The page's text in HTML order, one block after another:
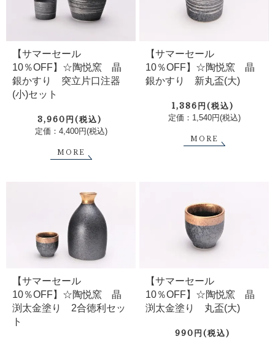
【サマーセール
10％OFF】☆陶悦窯 晶
銀かすり 突立片口注器
(小)セット
3,960円(税込)
定価：4,400円(税込)
MORE
【サマーセール
10％OFF】☆陶悦窯 晶
銀かすり 新丸盃(大)
1,386円(税込)
定価：1,540円(税込)
MORE
【サマーセール
10％OFF】☆陶悦窯 晶
渕太金塗り 2合徳利セッ
ト
【サマーセール
10％OFF】☆陶悦窯 晶
渕太金塗り 丸盃(大)
990円(税込)